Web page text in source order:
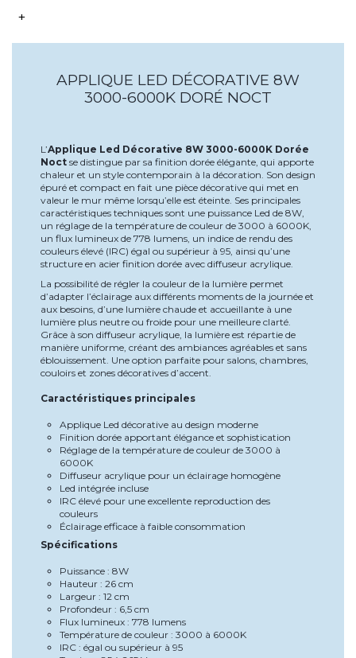
+
APPLIQUE LED DÉCORATIVE 8W
3000-6000K DORÉ NOCT
L’Applique Led Décorative 8W 3000-6000K Dorée
Noct se distingue par sa finition dorée élégante, qui apporte
chaleur et un style contemporain à la décoration. Son design
épuré et compact en fait une pièce décorative qui met en
valeur le mur même lorsqu’elle est éteinte. Ses principales
caractéristiques techniques sont une puissance Led de 8W,
un réglage de la température de couleur de 3000 à 6000K,
un flux lumineux de 778 lumens, un indice de rendu des
couleurs élevé (IRC) égal ou supérieur à 95, ainsi qu’une
structure en acier finition dorée avec diffuseur acrylique.
La possibilité de régler la couleur de la lumière permet
d’adapter l’éclairage aux différents moments de la journée et
aux besoins, d’une lumière chaude et accueillante à une
lumière plus neutre ou froide pour une meilleure clarté.
Grâce à son diffuseur acrylique, la lumière est répartie de
manière uniforme, créant des ambiances agréables et sans
éblouissement. Une option parfaite pour salons, chambres,
couloirs et zones décoratives d’accent.
Caractéristiques principales
Applique Led décorative au design moderne
Finition dorée apportant élégance et sophistication
Réglage de la température de couleur de 3000 à
6000K
Diffuseur acrylique pour un éclairage homogène
Led intégrée incluse
IRC élevé pour une excellente reproduction des
couleurs
Éclairage efficace à faible consommation
Spécifications
Puissance : 8W
Hauteur : 26 cm
Largeur : 12 cm
Profondeur : 6,5 cm
Flux lumineux : 778 lumens
Température de couleur : 3000 à 6000K
IRC : égal ou supérieur à 95